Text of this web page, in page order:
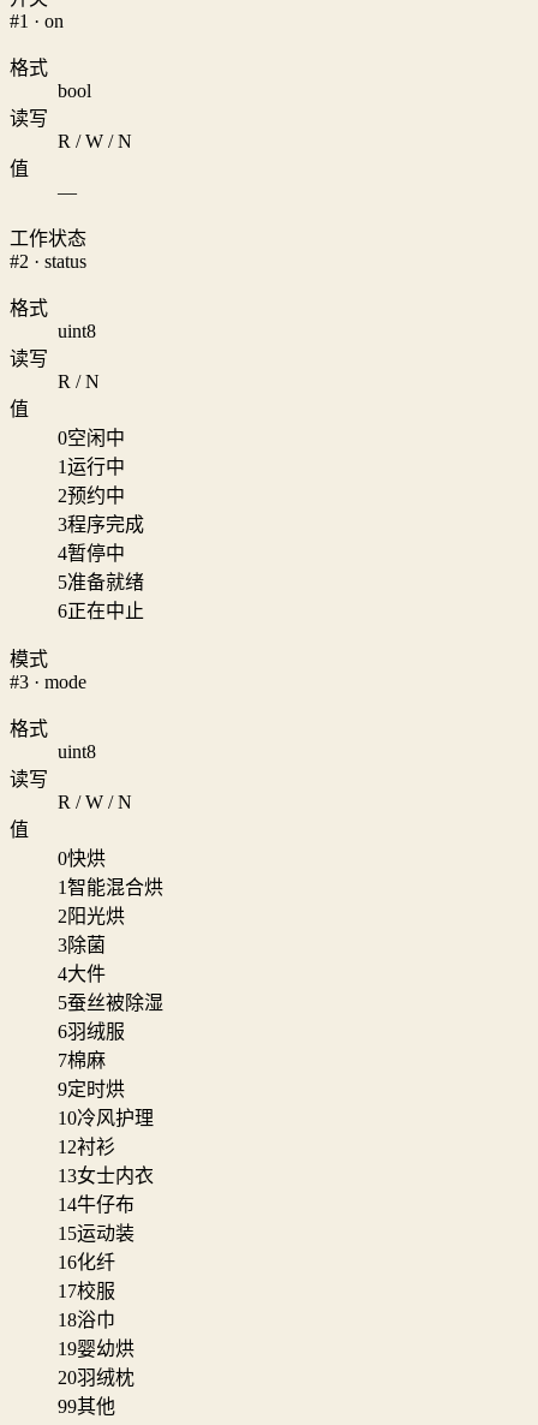
#1 · on
格式
bool
读写
R / W / N
值
—
工作状态
#2 · status
格式
uint8
读写
R / N
值
0空闲中
1运行中
2预约中
3程序完成
4暂停中
5准备就绪
6正在中止
模式
#3 · mode
格式
uint8
读写
R / W / N
值
0快烘
1智能混合烘
2 阳光烘
3除菌
4大件
5蚕丝被除湿
6羽绒服
7棉麻
9定时烘
10冷风护理
12衬衫
13女士内衣
14牛仔布
15运动装
16化纤
17校服
18浴巾
19婴幼烘
20羽绒枕
99其他